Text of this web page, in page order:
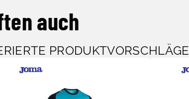
auch
PRODUKTVORSCHLÄGE